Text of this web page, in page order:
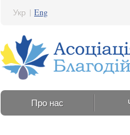
Укр | Eng
Про нас